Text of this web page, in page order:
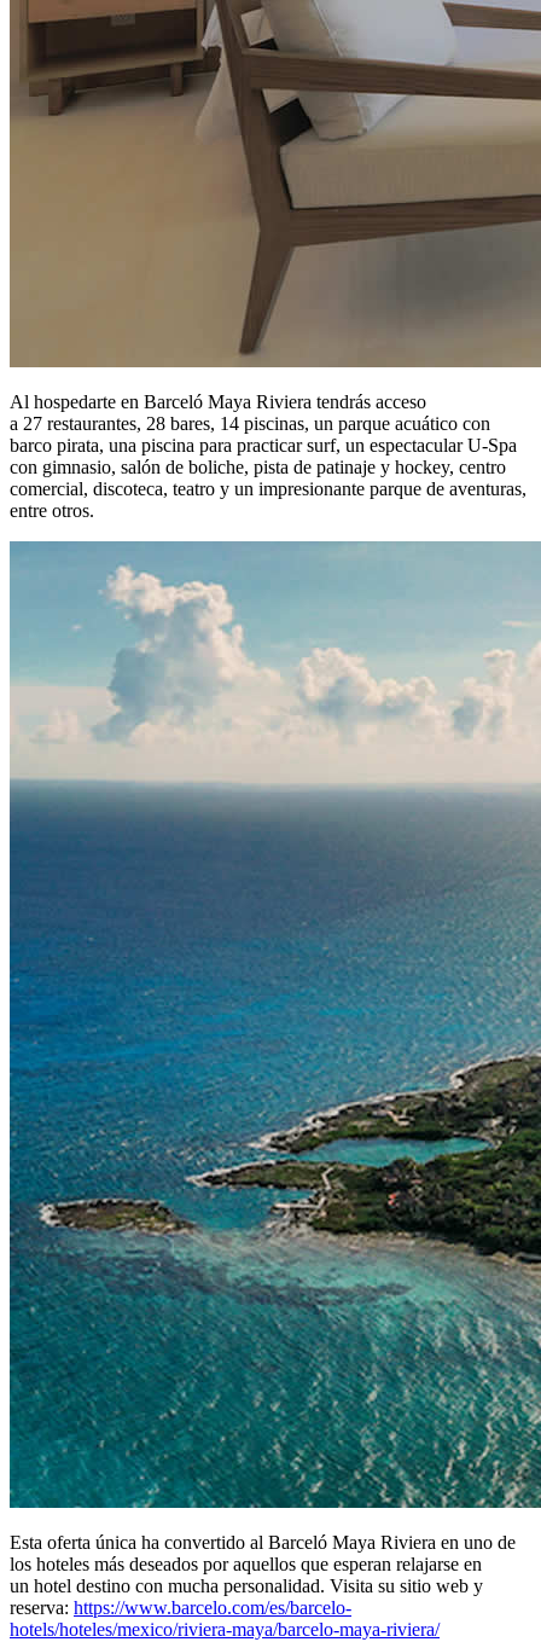
Al hospedarte en Barceló Maya Riviera tendrás acceso
a 27 restaurantes, 28 bares, 14 piscinas, un parque acuático con
barco pirata, una piscina para practicar surf, un espectacular U-Spa
con gimnasio, salón de boliche, pista de patinaje y hockey, centro
comercial, discoteca, teatro y un impresionante parque de aventuras,
entre otros.
Esta oferta única ha convertido al Barceló Maya Riviera en uno de
los hoteles más deseados por aquellos que esperan relajarse en
un hotel destino con mucha personalidad. Visita su sitio web y
reserva: https://www.barcelo.com/es/barcelo-
hotels/hoteles/mexico/riviera-maya/barcelo-maya-riviera/